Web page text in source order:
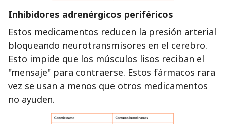
Inhibidores adrenérgicos periféricos
Estos medicamentos reducen la presión arterial
bloqueando neurotransmisores en el cerebro.
Esto impide que los músculos lisos reciban el
"mensaje" para contraerse. Estos fármacos rara
vez se usan a menos que otros medicamentos
no ayuden.